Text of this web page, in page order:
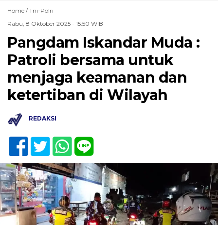
Home /Tni-Polri
Rabu, 8 Oktober 2025 - 15:50 WIB
Pangdam Iskandar Muda :
Patroli bersama untuk
menjaga keamanan dan
ketertiban di Wilayah
REDAKSI